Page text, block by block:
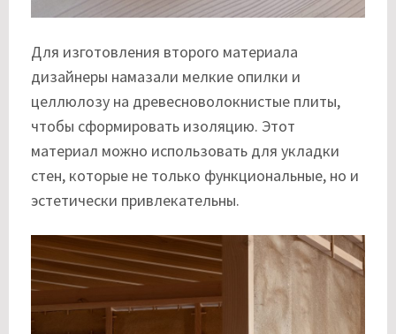
Для изготовления второго материала
дизайнеры намазали мелкие опилки и
целлюлозу на древесноволокнистые плиты,
чтобы сформировать изоляцию. Этот
материал можно использовать для укладки
стен, которые не только функциональные, но и
эстетически привлекательны.